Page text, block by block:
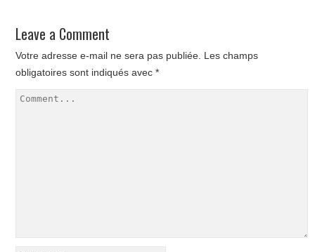
Leave a Comment
Votre adresse e-mail ne sera pas publiée. Les champs
obligatoires sont indiqués avec*